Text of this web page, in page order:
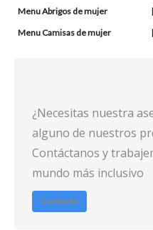
Menu Abrigos de mujer
Menu Camisas de mujer
¿Necesitas nuestra
alguno de nuestros
Contáctanos y
mundo más inclusivo
Contacto